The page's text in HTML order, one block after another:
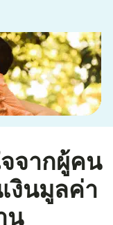
จากผู้คน
งินมูลค่า
น